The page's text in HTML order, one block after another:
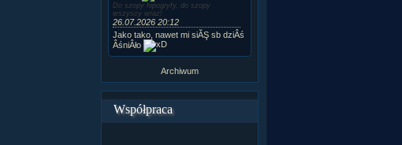
Do szopy hipogryfy, do szopy
wszyscy wraz!
26.07.2026 20:12
Jako tako, nawet mi siĂŞ sb dziÂś
ÂśniÂło
Archiwum
Współpraca